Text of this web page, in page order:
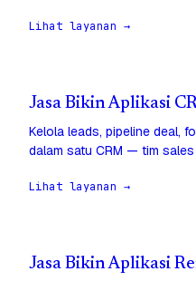
Lihat layanan →
Jasa Bikin Aplikasi
Kelola leads, pipeline deal,
dalam satu CRM — tim
Lihat layanan →
Jasa Bikin Aplikasi